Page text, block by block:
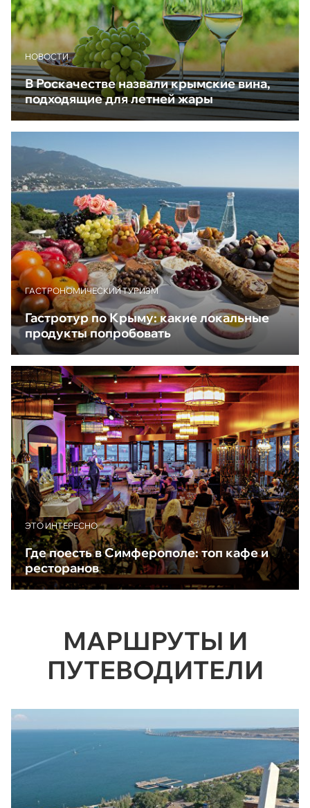
НОВОСТИ
В Роскачестве назвали крымские вина,
подходящие для летней жары
ГАСТРОНОМИЧЕСКИЙ ТУРИЗМ
Гастротур по Крыму: какие локальные
продукты попробовать
ЭТО ИНТЕРЕСНО
Где поесть в Симферополе: топ кафе и
ресторанов
МАРШРУТЫ И
ПУТЕВОДИТЕЛИ